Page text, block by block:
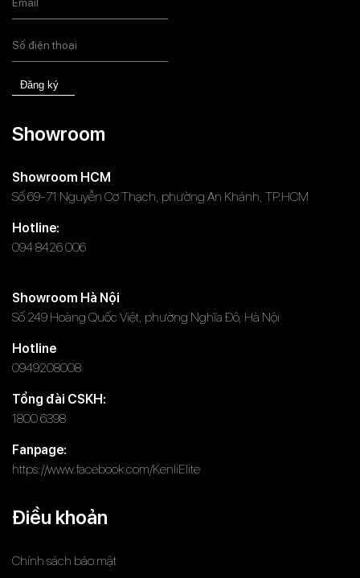
Showroom
Showroom HCM
Số 69-71 Nguyễn Cơ Thạch, phường An Khánh, TP.HCM
Hotline:
094 8426 006
Showroom Hà Nội
Số 249 Hoàng Quốc Việt, phường Nghĩa Đô, Hà Nội
Hotline
0949208008
Tổng đài CSKH:
1800 6398
Fanpage:
https://www.facebook.com/KenliElite
Đăng ký
Điều khoản
Chính sách bảo mật